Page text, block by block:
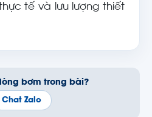
tế và lưu lượng thiết
bơm trong bài?
Chat Zalo